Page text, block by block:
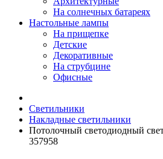
На солнечных батареях
Настольные лампы
На прищепке
Детские
Декоративные
На струбцине
Офисные
Светильники
Накладные светильники
Потолочный светодиодный
357958